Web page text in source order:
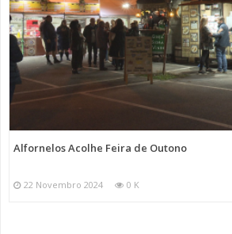
Alfornelos Acolhe Feira de Outono
22 Novembro 2024 0 K